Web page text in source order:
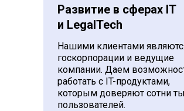
Развитие в сферах IT
и LegalTech
Нашими клиентами
госкорпорации и ведущие
компании. Даем
работать с IT-продуктами,
которым доверяют сотни
пользователей.